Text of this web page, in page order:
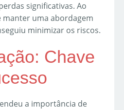
significativas. Ao
manter uma abordagem
minimizar os riscos.
Chave
a importância de